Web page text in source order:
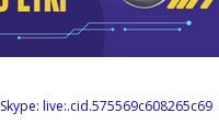
Skype: live:.cid.575569c608265c69